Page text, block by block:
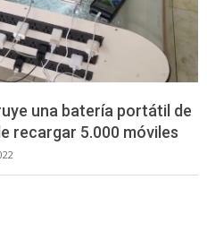
una batería portátil de
recargar 5.000 móviles